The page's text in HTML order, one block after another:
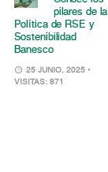
pilares de la
Política de RSE y
Sostenibilidad
Banesco
25 JUNIO, 2025 •
VISITAS: 871